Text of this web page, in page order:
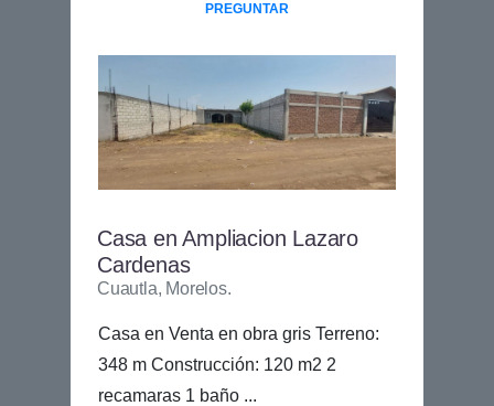
PREGUNTAR
Casa en Ampliacion Lazaro
Cardenas
Cuautla, Morelos.
Casa en Venta en obra gris Terreno:
348 m Construcción: 120 m2 2
recamaras 1 baño ...